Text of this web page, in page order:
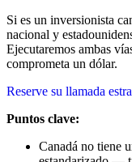
Si es un inversionista
nacional y
Ejecutaremos ambas
comprometa un dólar.
Reserve su llamada
Puntos clave:
Canadá no tiene